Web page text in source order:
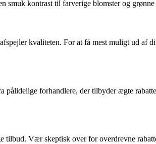
smuk kontrast til farverige blomster og
kvaliteten. For at få mest muligt ud af
forhandlere, der tilbyder ægte
Vær skeptisk over for overdrevne